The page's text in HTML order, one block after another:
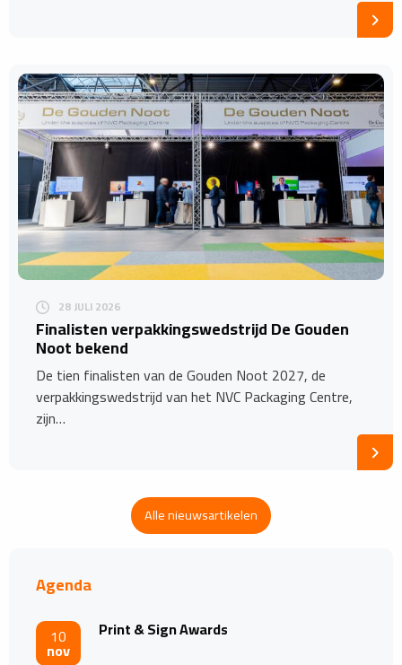
28 JULI 2026
Finalisten verpakkingswedstrijd De Gouden
Noot bekend
De tien finalisten van de Gouden Noot 2027, de
verpakkingswedstrijd van het NVC Packaging Centre,
zijn…
Alle nieuwsartikelen
Agenda
10
nov
Print & Sign Awards